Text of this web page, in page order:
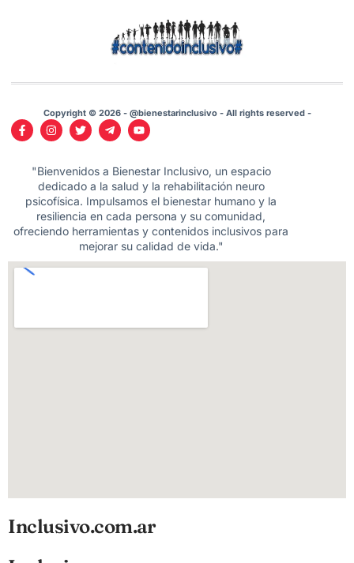
Copyright © 2026 - @bienestarinclusivo - All rights reserved -
"Bienvenidos a Bienestar Inclusivo, un espacio
dedicado a la salud y la rehabilitación neuro
psicofísica. Impulsamos el bienestar humano y la
resiliencia en cada persona y su comunidad,
ofreciendo herramientas y contenidos inclusivos para
mejorar su calidad de vida."
Inclusivo.com.ar